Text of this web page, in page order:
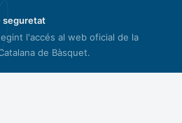
seguretat
l'accés al web oficial de la
de Bàsquet.